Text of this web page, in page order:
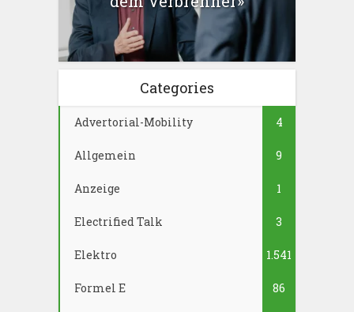
Categories
Advertorial-Mobility 4
Allgemein 9
Anzeige 1
Electrified Talk 3
Elektro 1.541
Formel E 86